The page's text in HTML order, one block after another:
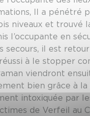
Il a pénétré
niveaux et trouvé
l’occupante en
secours, il est
réussi à le stopper
viendront
bien grâce à
intoxiquée par
de Verfeil au